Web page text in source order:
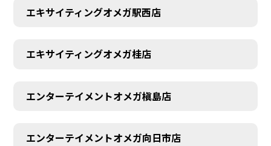
エキサイティングオメガ駅西店
エキサイティングオメガ桂店
エンターテイメントオメガ槇島店
エンターテイメントオメガ向日市店